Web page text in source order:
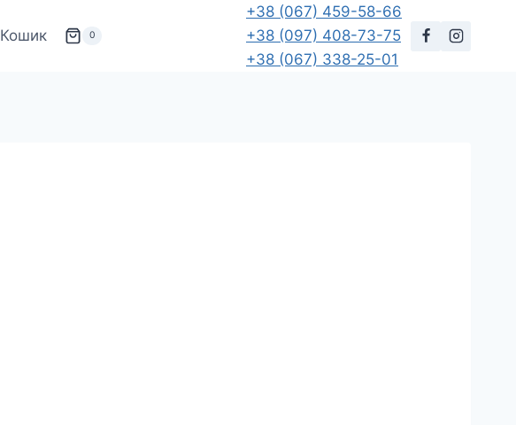
Кошик 0
+38 (067) 459-58-66
+38 (097) 408-73-75
+38 (067) 338-25-01